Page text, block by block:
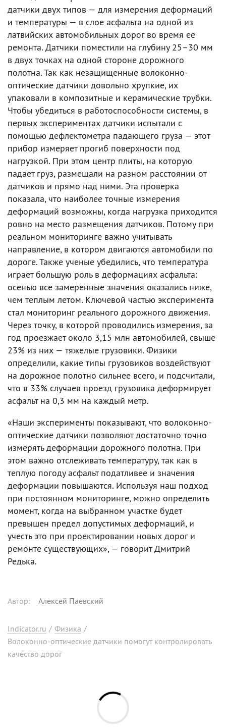
датчики двух типов — для измерения деформаций
и температуры — в слое асфальта на одной из
латвийских автомобильных дорог во время ее
ремонта. Датчики поместили на глубину 25–30 мм
в двух точках на одной стороне дорожного
полотна. Так как незащищенные волоконно-
оптические датчики довольно хрупкие, их
упаковали в композитные и керамические трубки.
Чтобы убедиться в работоспособности системы, в
первых экспериментах датчики испытали с
помощью дефлектометра падающего груза — этот
прибор измеряет прогиб поверхности под
нагрузкой. При этом центр плиты, на которую
падает груз, размещали на разном расстоянии от
датчиков и прямо над ними. Эта проверка
показала, что наиболее точные измерения
деформаций возможны, когда нагрузка приходится
ровно на место размещения датчиков. Потому при
реальном мониторинге важно учитывать
направление, в котором двигаются автомобили по
дороге. Также ученые убедились, что температура
играет большую роль в деформациях асфальта:
осенью все замеренные значения оказались ниже,
чем теплым летом. Ключевой частью эксперимента
стал мониторинг реального дорожного движения.
Через точку, в которой проводились измерения, за
год проезжает около 3,15 млн автомобилей, свыше
23% из них — тяжелые грузовики. Физики
определили, какие типы грузовиков воздействуют
на дорожное полотно сильнее всего, и подсчитали,
что в 33% случаев проезд грузовика деформирует
асфальт на 0,3 мм на каждый метр.
«Наши эксперименты показывают, что волоконно-
оптические датчики позволяют достаточно точно
измерять деформации дорожного полотна. При
этом важно отслеживать температуру, так как в
теплую погоду асфальт податливее и значения
деформации повышаются. Используя наш подход
при постоянном мониторинге, можно определить
момент, когда на выбранном участке будет
превышен предел допустимых деформаций, и
учесть это при проектировании новых дорог и
ремонте существующих», — говорит Дмитрий
Редька.
Автор: Алексей Паевский
Indicator.ru / Физика /
Волоконно-оптические датчики помогут контролировать
качество дорог